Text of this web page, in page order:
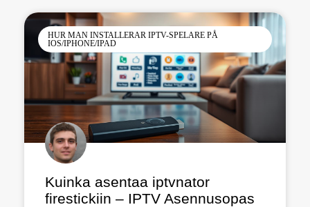
HUR MAN INSTALLERAR IPTV-SPELARE PÅ
IOS/IPHONE/IPAD
Kuinka asentaa iptvnator
firestickiin – IPTV Asennusopas